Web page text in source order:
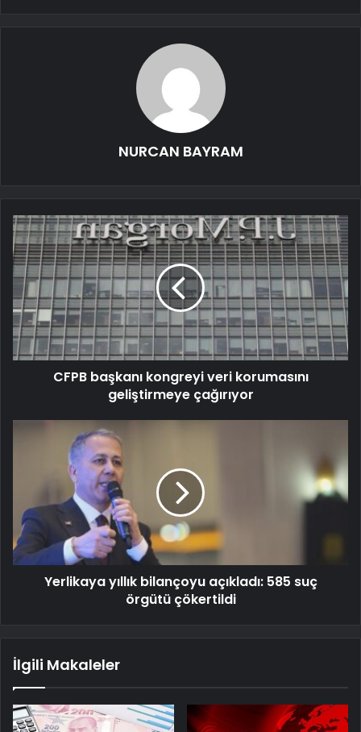
NURCAN BAYRAM
CFPB başkanı kongreyi veri korumasını
geliştirmeye çağırıyor
Yerlikaya yıllık bilançoyu açıkladı: 585 suç
örgütü çökertildi
İlgili Makaleler